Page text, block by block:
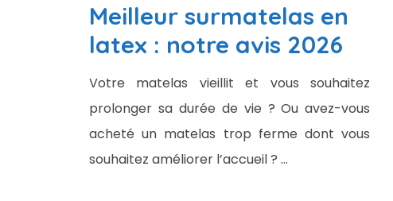
Meilleur surmatelas en
latex : notre avis 2026
Votre matelas vieillit et vous souhaitez
prolonger sa durée de vie ? Ou avez-vous
acheté un matelas trop ferme dont vous
souhaitez améliorer l’accueil ? …